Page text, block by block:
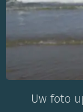
Uw foto